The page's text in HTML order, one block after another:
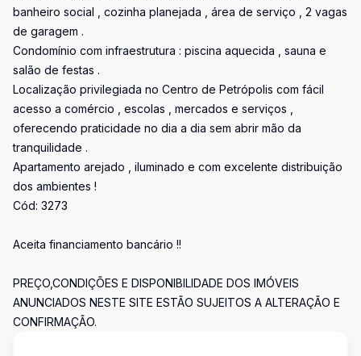
banheiro social , cozinha planejada , área de serviço , 2 vagas
de garagem .
Condomínio com infraestrutura : piscina aquecida , sauna e
salão de festas .
Localização privilegiada no Centro de Petrópolis com fácil
acesso a comércio , escolas , mercados e serviços ,
oferecendo praticidade no dia a dia sem abrir mão da
tranquilidade .
Apartamento arejado , iluminado e com excelente distribuição
dos ambientes !
Cód: 3273
Aceita financiamento bancário !!
PREÇO,CONDIÇÕES E DISPONIBILIDADE DOS IMÓVEIS
ANUNCIADOS NESTE SITE ESTÃO SUJEITOS A ALTERAÇÃO E
CONFIRMAÇÃO.